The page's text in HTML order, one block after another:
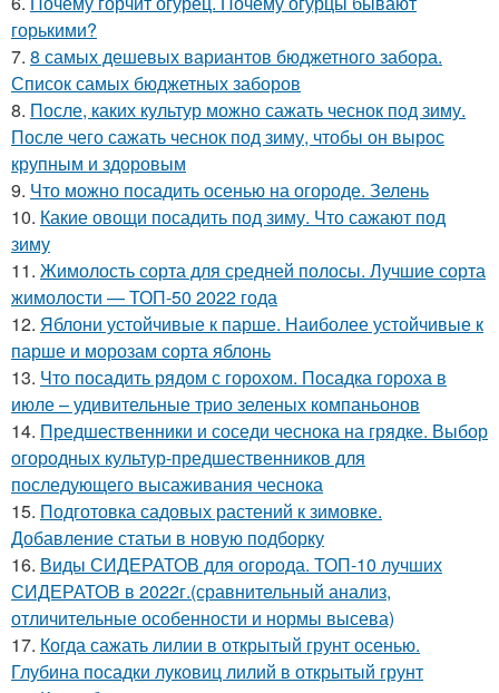
горькими?
7. 8 самых дешевых вариантов бюджетного забора.
Список самых бюджетных заборов
8. После, каких культур можно сажать чеснок под зиму.
После чего сажать чеснок под зиму, чтобы он вырос
крупным и здоровым
9. Что можно посадить осенью на огороде. Зелень
10. Какие овощи посадить под зиму. Что сажают под
зиму
11. Жимолость сорта для средней полосы. Лучшие сорта
жимолости — ТОП-50 2022 года
12. Яблони устойчивые к парше. Наиболее устойчивые к
парше и морозам сорта яблонь
13. Что посадить рядом с горохом. Посадка гороха в
июле – удивительные трио зеленых компаньонов
14. Предшественники и соседи чеснока на грядке. Выбор
огородных культур-предшественников для
последующего высаживания чеснока
15. Подготовка садовых растений к зимовке.
Добавление статьи в новую подборку
16. Виды СИДЕРАТОВ для огорода. ТОП-10 лучших
СИДЕРАТОВ в 2022г.(сравнительный анализ,
отличительные особенности и нормы высева)
17. Когда сажать лилии в открытый грунт осенью.
Глубина посадки луковиц лилий в открытый грунт